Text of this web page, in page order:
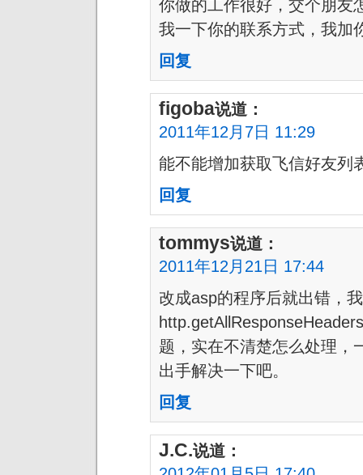
你做的工作很好，交个朋友
我一下你的联系方式，我加
回复
figoba说道：
2011年12月7日 11:29
能不能增加获取飞信好友列
回复
tommys说道：
2011年12月21日 17:44
改成asp的程序后就出错，
题，实在不清楚怎么处理，
出手解决一下吧。
回复
J.C.说道：